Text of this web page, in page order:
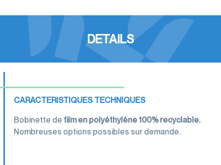
DETAILS
CARACTERISTIQUES TECHNIQUES
Bobinette de film en polyéthylène 100% recyclable.
Nombreuses options possibles sur demande.